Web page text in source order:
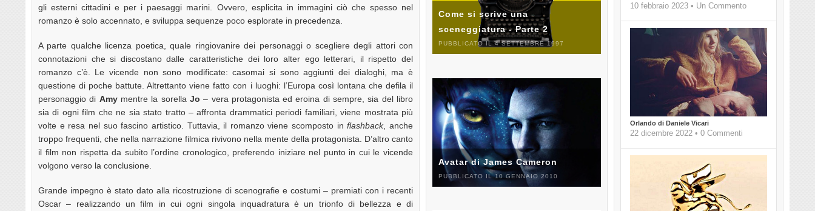
gli esterni cittadini e per i paesaggi marini. Ovvero, esplicita in immagini ciò che spesso nel
romanzo è solo accennato, e sviluppa sequenze poco esplorate in precedenza.
A parte qualche licenza poetica, quale ringiovanire dei personaggi o scegliere degli attori con
connotazioni che si discostano dalle caratteristiche dei loro alter ego letterari, il rispetto del
romanzo c’è. Le vicende non sono modificate: casomai si sono aggiunti dei dialoghi, ma è
questione di poche battute. Altrettanto viene fatto con i luoghi: l’Europa così lontana che defila il
personaggio di Amymentre la sorella Jo – vera protagonista ed eroina di sempre, sia del libro
sia di ogni film che ne sia stato tratto – affronta drammatici periodi familiari, viene mostrata più
volte e resa nel suo fascino artistico. Tuttavia, il romanzo viene scomposto inflashback, anche
troppo frequenti, che nella narrazione filmica rivivono nella mente della protagonista. D’altro canto
il film non rispetta da subito l’ordine cronologico, preferendo iniziare nel punto in cui le vicende
volgono verso la conclusione.
Grande impegno è stato dato alla ricostruzione di scenografie e costumi – premiati con i recenti
Oscar – realizzando un film in cui ogni singola inquadratura è un trionfo di bellezza e di
10 febbraio 2023 • Un Commento
Orlando di Daniele Vicari
22 dicembre 2022 • 0 Commenti
Come si scrive una
sceneggiatura - Parte 2
PUBBLICATO IL 4 SETTEMBRE 1997
Avatar di James Cameron
PUBBLICATO IL 10 GENNAIO 2010